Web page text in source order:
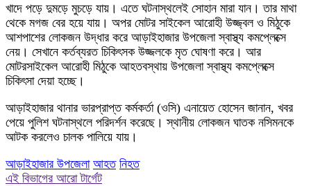
খাদে পড়ে দুমড়ে মুচড়ে যায়। এতে ঘটনাস্থলেই সোহান মারা যান। তার মাথা
থেকে মগজ বের হয়ে যায়। অপর মোটর সাইকেল আরোহী উজ্জ্বল ও মিঠুকে
আশপাশের লোকজন উদ্ধার করে আড়াইহাজার উপজেলা স্বাস্থ্য কমপ্লেক্সে
নেয়। সেখানে কর্তব্যরত চিকিৎসক উজ্জলকে মৃত ঘোষণা করে। আর
মোটরসাইকেল আরোহী মিঠুকে আহতবস্থায় উপজেলা স্বাস্থ্য কমপ্লেক্সে
চিকিৎসা দেয়া হচ্ছে।
আড়াইহাজার থানার ভারপ্রাপ্ত কর্মকর্তা (ওসি) এনায়েত হোসেন জানান, খবর
পেয়ে পুলিশ ঘটনাস্থলে পরিদর্শন করেছে। স্থানীয় লোকজন ঘাতক নসিমনকে
আটক করলেও চালক পালিয়ে যায়।
আড়াইহাজার উপজেলা আহত নিহত
এই বিভাগের আরো টার্গেট